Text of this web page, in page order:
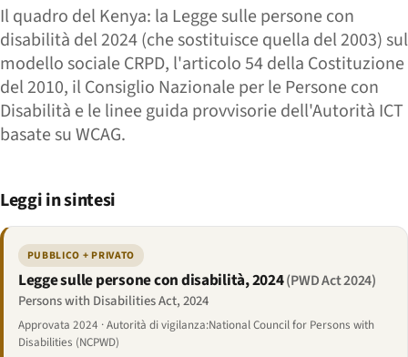
Il quadro del Kenya: la Legge sulle persone con
disabilità del 2024 (che sostituisce quella del 2003) sul
modello sociale CRPD, l'articolo 54 della Costituzione
del 2010, il Consiglio Nazionale per le Persone con
Disabilità e le linee guida provvisorie dell'Autorità ICT
basate su WCAG.
Leggi in sintesi
PUBBLICO + PRIVATO
Legge sulle persone con disabilità, 2024(PWD Act 2024)
Persons with Disabilities Act, 2024
Approvata 2024 · Autorità di vigilanza:National Council for Persons with
Disabilities (NCPWD)